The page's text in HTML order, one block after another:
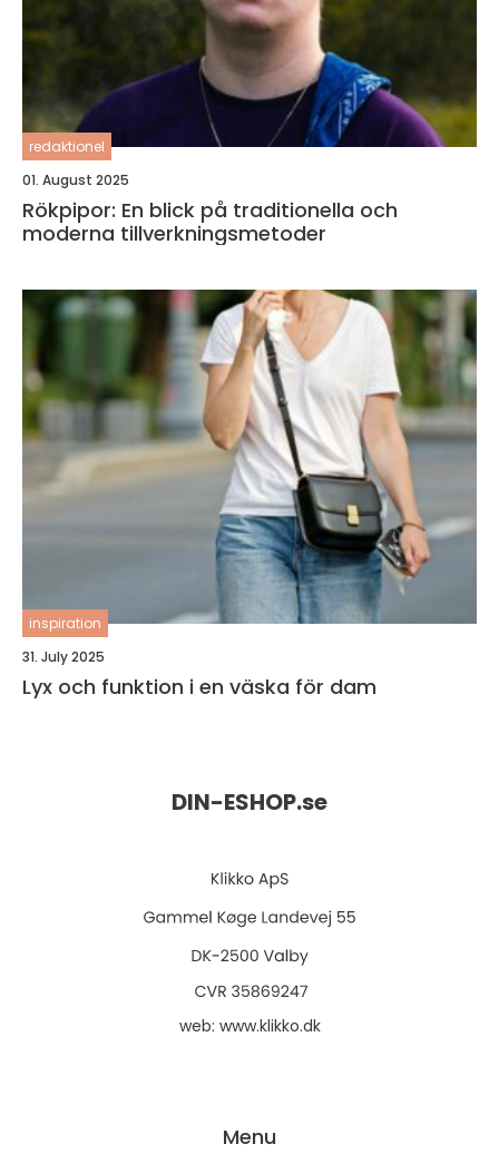
redaktionel
01. August 2025
Rökpipor: En blick på traditionella och
moderna tillverkningsmetoder
inspiration
31. July 2025
Lyx och funktion i en väska för dam
DIN-ESHOP.se
web: www.klikko.dk
Menu